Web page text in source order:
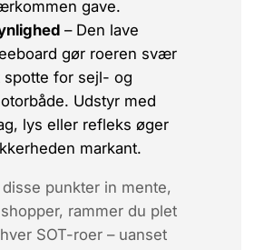
gave.
– Den lave
gør roeren svær
spotte for sejl- og
Udstyr med
lys eller refleks øger
markant.
disse punkter in mente,
rammer du plet
SOT-roer – uanset